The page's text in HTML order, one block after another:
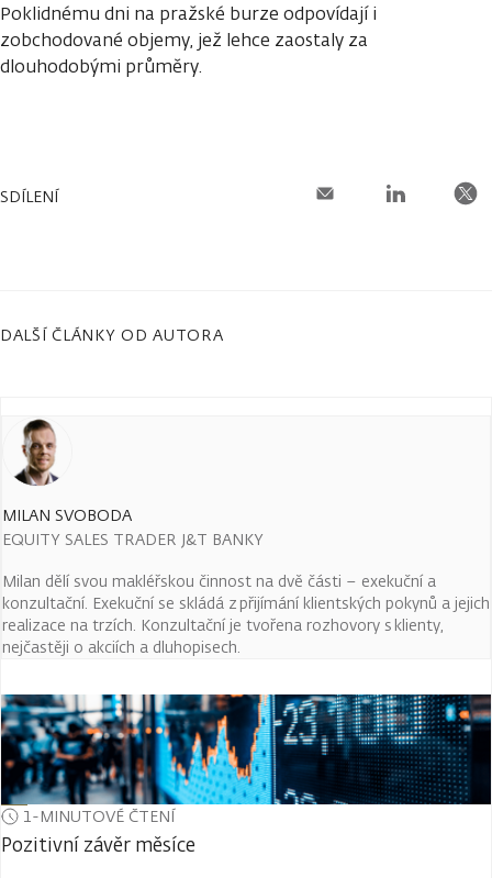
Poklidnému dni na pražské burze odpovídají i
zobchodované objemy, jež lehce zaostaly za
dlouhodobými průměry.
SDÍLENÍ
DALŠÍ ČLÁNKY OD AUTORA
MILAN SVOBODA
EQUITY SALES TRADER J&T BANKY
Milan dělí svou makléřskou činnost na dvě části – exekuční a
konzultační. Exekuční se skládá z přijímání klientských pokynů a jejich
realizace na trzích. Konzultační je tvořena rozhovory s klienty,
nejčastěji o akciích a dluhopisech.
1-MINUTOVÉ ČTENÍ
Pozitivní závěr měsíce